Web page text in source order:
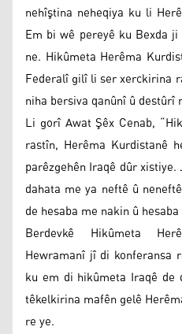
nehîştina neheqiya ku li
Em bi wê pereyê ku Bexda
ne. Hikûmeta Herêma
Federalî gilî li ser xerckirina
niha bersiva qanûnî û destûrî
Li gorî Awat Şêx Cenab,
rastîn, Herêma Kurdistanê
parêzgehên Iraqê dûr
dahata me ya neftê û
de hesaba me nakin û
Berdevkê Hikûmeta
Hewramanî jî di konferansa
ku em di hikûmeta Iraqê de
têkelkirina mafên gelê
re ye.